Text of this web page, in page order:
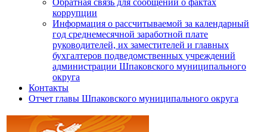
Обратная связь для сообщений о фактах
коррупции
Информация о рассчитываемой за календарный
год среднемесячной заработной плате
руководителей, их заместителей и главных
бухгалтеров подведомственных учреждений
администрации Шпаковского муниципального
округа
Контакты
Отчет главы Шпаковского муниципального округа